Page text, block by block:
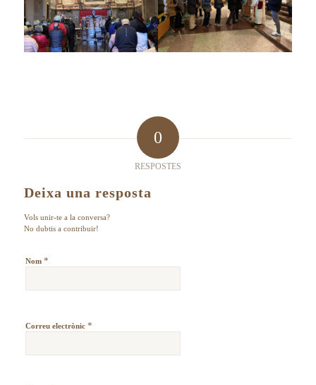
0
RESPOSTES
Deixa una resposta
Vols unir-te a la conversa?
No dubtis a contribuir!
Nom *
Correu electrònic *